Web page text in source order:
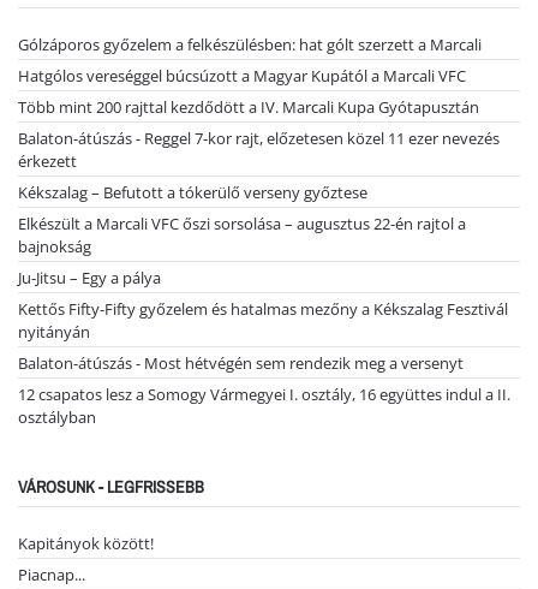
Gólzáporos győzelem a felkészülésben: hat gólt szerzett a Marcali
Hatgólos vereséggel búcsúzott a Magyar Kupától a Marcali VFC
Több mint 200 rajttal kezdődött a IV. Marcali Kupa Gyótapusztán
Balaton-átúszás - Reggel 7-kor rajt, előzetesen közel 11 ezer nevezés
érkezett
Kékszalag – Befutott a tókerülő verseny győztese
Elkészült a Marcali VFC őszi sorsolása – augusztus 22-én rajtol a
bajnokság
Ju-Jitsu – Egy a pálya
Kettős Fifty-Fifty győzelem és hatalmas mezőny a Kékszalag Fesztivál
nyitányán
Balaton-átúszás - Most hétvégén sem rendezik meg a versenyt
12 csapatos lesz a Somogy Vármegyei I. osztály, 16 együttes indul a II.
osztályban
VÁROSUNK - LEGFRISSEBB
Kapitányok között!
Piacnap...